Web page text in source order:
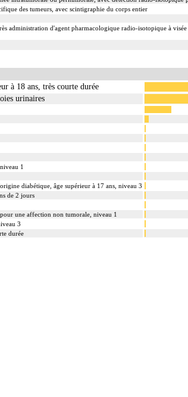
des tumeurs, avec scintigraphie du corps entier
administration d'agent pharmacologique radio-isotopique à
à 18 ans, très courte durée
urinaires
1
diabétique, âge supérieur à 17 ans, niveau 3
de 2 jours
une affection non tumorale, niveau 1
3
durée